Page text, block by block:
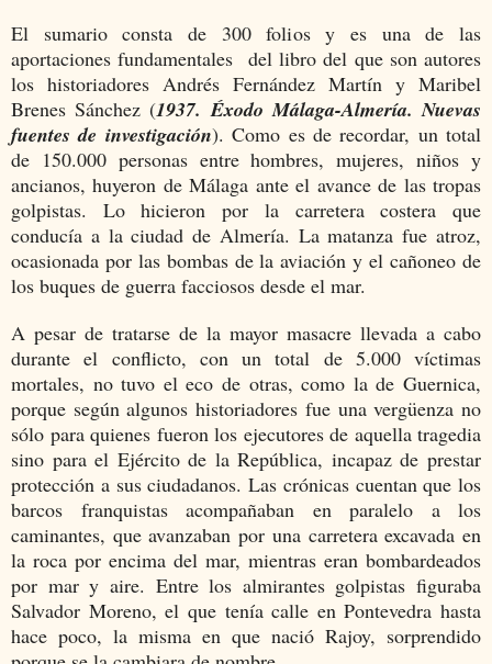
El sumario consta de 300 folios y es una de las
aportaciones fundamentales del libro del que son autores
los historiadores Andrés Fernández Martín y Maribel
Brenes Sánchez (1937. Éxodo Málaga-Almería. Nuevas
fuentes de investigación). Como es de recordar, un total
de 150.000 personas entre hombres, mujeres, niños y
ancianos, huyeron de Málaga ante el avance de las tropas
golpistas. Lo hicieron por la carretera costera que
conducía a la ciudad de Almería. La matanza fue atroz,
ocasionada por las bombas de la aviación y el cañoneo de
los buques de guerra facciosos desde el mar.
A pesar de tratarse de la mayor masacre llevada a cabo
durante el conflicto, con un total de 5.000 víctimas
mortales, no tuvo el eco de otras, como la de Guernica,
porque según algunos historiadores fue una vergüenza no
sólo para quienes fueron los ejecutores de aquella tragedia
sino para el Ejército de la República, incapaz de prestar
protección a sus ciudadanos. Las crónicas cuentan que los
barcos franquistas acompañaban en paralelo a los
caminantes, que avanzaban por una carretera excavada en
la roca por encima del mar, mientras eran bombardeados
por mar y aire. Entre los almirantes golpistas figuraba
Salvador Moreno, el que tenía calle en Pontevedra hasta
hace poco, la misma en que nació Rajoy, sorprendido